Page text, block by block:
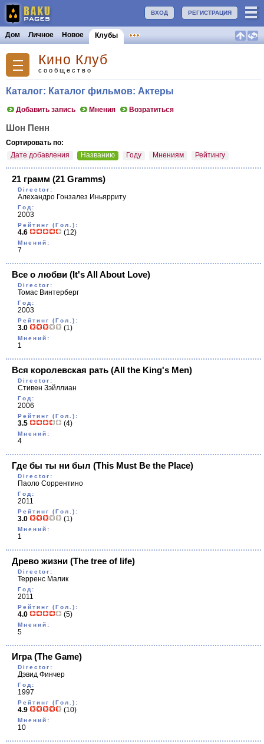
РЕГИСТРАЦИЯ
ВХОД
Дом Личное Новое Клубы
Кино Клуб
сообщество
Каталог: Каталог фильмов: Актеры
Добавить запись Мнения Возратиться
Шон Пенн
Сортировать по:
Дате добавления
Названию Году Мнениям Рейтингу
21 грамм (21 Gramms)
Director:
Алехандро Гонзалез Иньярриту
Год:
2003
Рейтинг (Гол.):
4.6 (12)
Мнений:
7
Все о любви (It's All About Love)
Director:
Томас Винтерберг
Год:
2003
Рейтинг (Гол.):
3.0 (1)
Мнений:
1
Вся королевская рать (All the King's Men)
Director:
Стивен Зэйллиан
Год:
2006
Рейтинг (Гол.):
3.5 (4)
Мнений:
4
Где бы ты ни был (This Must Be the Place)
Director:
Паоло Соррентино
Год:
2011
Рейтинг (Гол.):
3.0 (1)
Мнений:
1
Древо жизни (The tree of life)
Director:
Терренс Малик
Год:
2011
Рейтинг (Гол.):
4.0 (5)
Мнений:
5
Игра(The Game)
Director:
Дэвид Финчер
Год:
1997
Рейтинг (Гол.):
4.9 (10)
Мнений:
10